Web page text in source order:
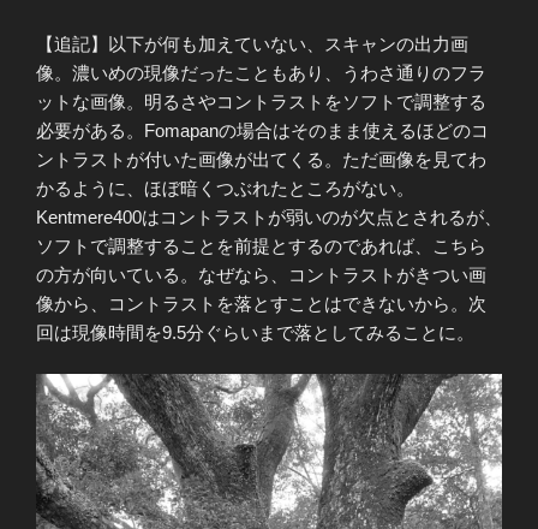
【追記】以下が何も加えていない、スキャンの出力画
像。濃いめの現像だったこともあり、うわさ通りのフラ
ットな画像。明るさやコントラストをソフトで調整する
必要がある。Fomapanの場合はそのまま使えるほどのコ
ントラストが付いた画像が出てくる。ただ画像を見てわ
かるように、ほぼ暗くつぶれたところがない。
Kentmere400はコントラストが弱いのが欠点とされるが、
ソフトで調整することを前提とするのであれば、こちら
の方が向いている。なぜなら、コントラストがきつい画
像から、コントラストを落とすことはできないから。次
回は現像時間を9.5分ぐらいまで落としてみることに。